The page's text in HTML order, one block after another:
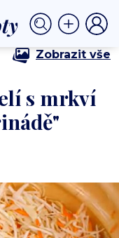
marinádě
Zobrazit vše
s mrkví